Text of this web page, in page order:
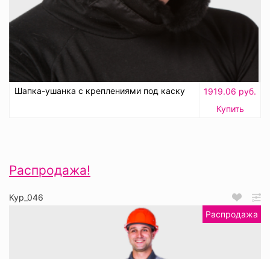
Шапка-ушанка с креплениями под каску
1919.06 руб.
Купить
Распродажа!
Кур_046
Распродажа